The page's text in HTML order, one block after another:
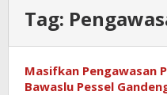
Tag:
Masifkan Pengawasan
Bawaslu Pessel